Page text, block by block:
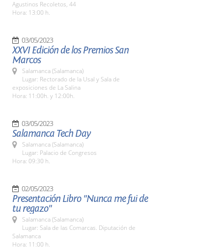
Agustinos Recoletos, 44
Hora: 13:00 h.
03/05/2023
XXVI Edición de los Premios San
Marcos
Salamanca (Salamanca)
Lugar: Rectorado de la Usal y Sala de
exposiciones de La Salina
Hora: 11:00h. y 12:00h.
03/05/2023
Salamanca Tech Day
Salamanca (Salamanca)
Lugar: Palacio de Congresos
Hora: 09:30 h.
02/05/2023
Presentación Libro "Nunca me fui de
tu regazo"
Salamanca (Salamanca)
Lugar: Sala de las Comarcas. Diputación de
Salamanca
Hora: 11:00 h.